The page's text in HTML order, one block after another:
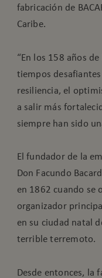
fabricación de
Caribe.
“En los 158 años
tiempos
resiliencia, el
a salir más
siempre han sido
El fundador de la
Don Facundo
en 1862 cuando se
organizador
en su ciudad natal
terrible terremoto.
Desde entonces, la